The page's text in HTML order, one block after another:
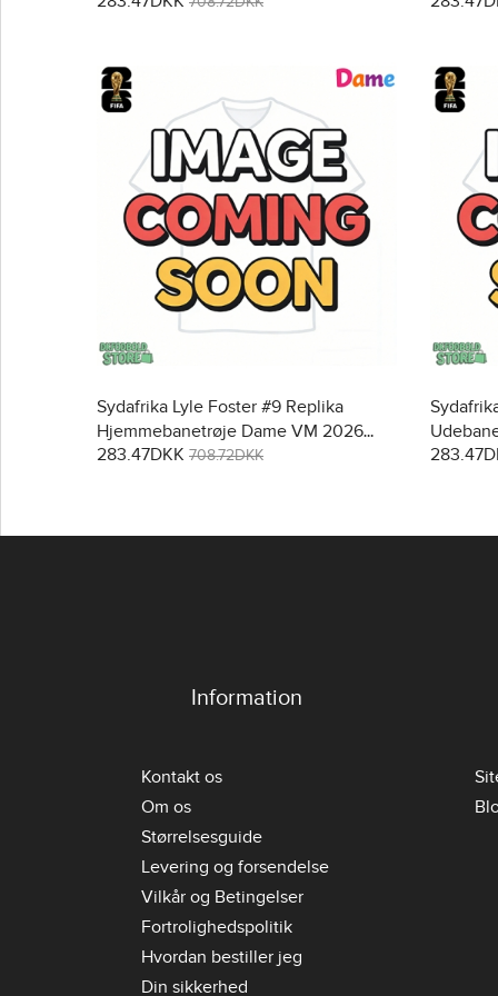
Sydafrika Lyle Foster #9 Replika
Hjemmebanetrøje Dame VM 2026
Kortærmet
283.47DKK 708.72DKK
Information
Kontakt os
Om os
Størrelsesguide
Levering og forsendelse
Vilkår og Betingelser
Fortrolighedspolitik
Hvordan bestiller jeg
Din sikkerhed